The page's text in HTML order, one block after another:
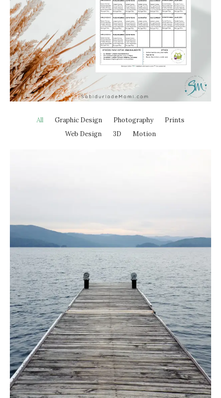
All Graphic Design Photography
Prints
Web Design
3D Motion